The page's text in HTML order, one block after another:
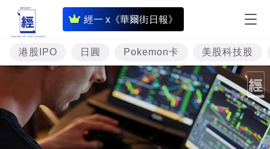
經一 x《華爾街日報》
即
時
財
經
專
題
投
資
港股IPO 日圓 Pokemon卡 美股科技股